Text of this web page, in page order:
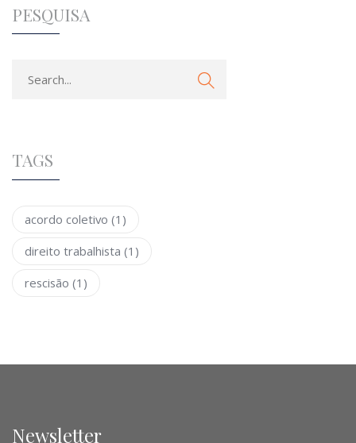
PESQUISA
TAGS
acordo coletivo (1)
direito trabalhista (1)
rescisão (1)
Newsletter